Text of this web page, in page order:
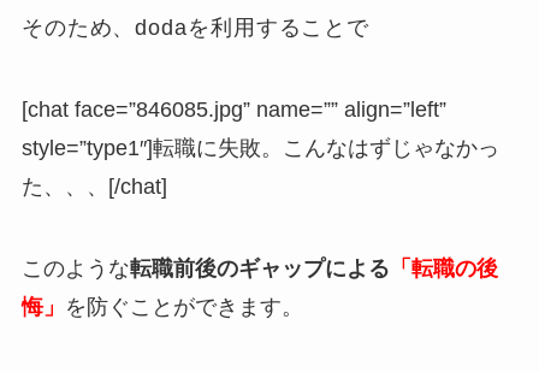
そのため、dodaを利用することで
[chat face=”846085.jpg” name=”” align=”left”
style=”type1″]転職に失敗。こんなはずじゃなかっ
た、、、[/chat]
このような転職前後のギャップによる 「 転職の後
悔」 を防ぐことができます。